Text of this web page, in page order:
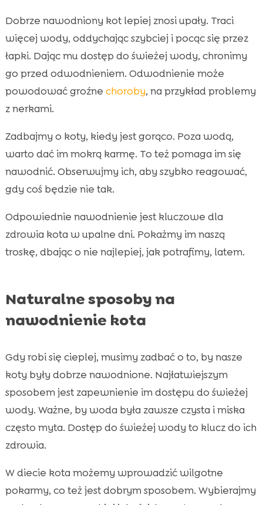
Dobrze nawodniony kot lepiej znosi upały. Traci
więcej wody, oddychając szybciej i pocąc się przez
łapki. Dając mu dostęp do świeżej wody, chronimy
go przed odwodnieniem. Odwodnienie może
powodować groźne choroby, na przykład problemy
z nerkami.
Zadbajmy o koty, kiedy jest gorąco. Poza wodą,
warto dać im mokrą karmę. To też pomaga im się
nawodnić. Obserwujmy ich, aby szybko reagować,
gdy coś będzie nie tak.
Odpowiednie nawodnienie jest kluczowe dla
zdrowia kota w upalne dni. Pokażmy im naszą
troskę, dbając o nie najlepiej, jak potrafimy, latem.
Naturalne sposoby na
nawodnienie kota
Gdy robi się cieplej, musimy zadbać o to, by nasze
koty były dobrze nawodnione. Najłatwiejszym
sposobem jest zapewnienie im dostępu do świeżej
wody. Ważne, by woda była zawsze czysta i miska
często myta. Dostęp do świeżej wody to klucz do ich
zdrowia.
W diecie kota możemy wprowadzić wilgotne
pokarmy, co też jest dobrym sposobem. Wybierajmy